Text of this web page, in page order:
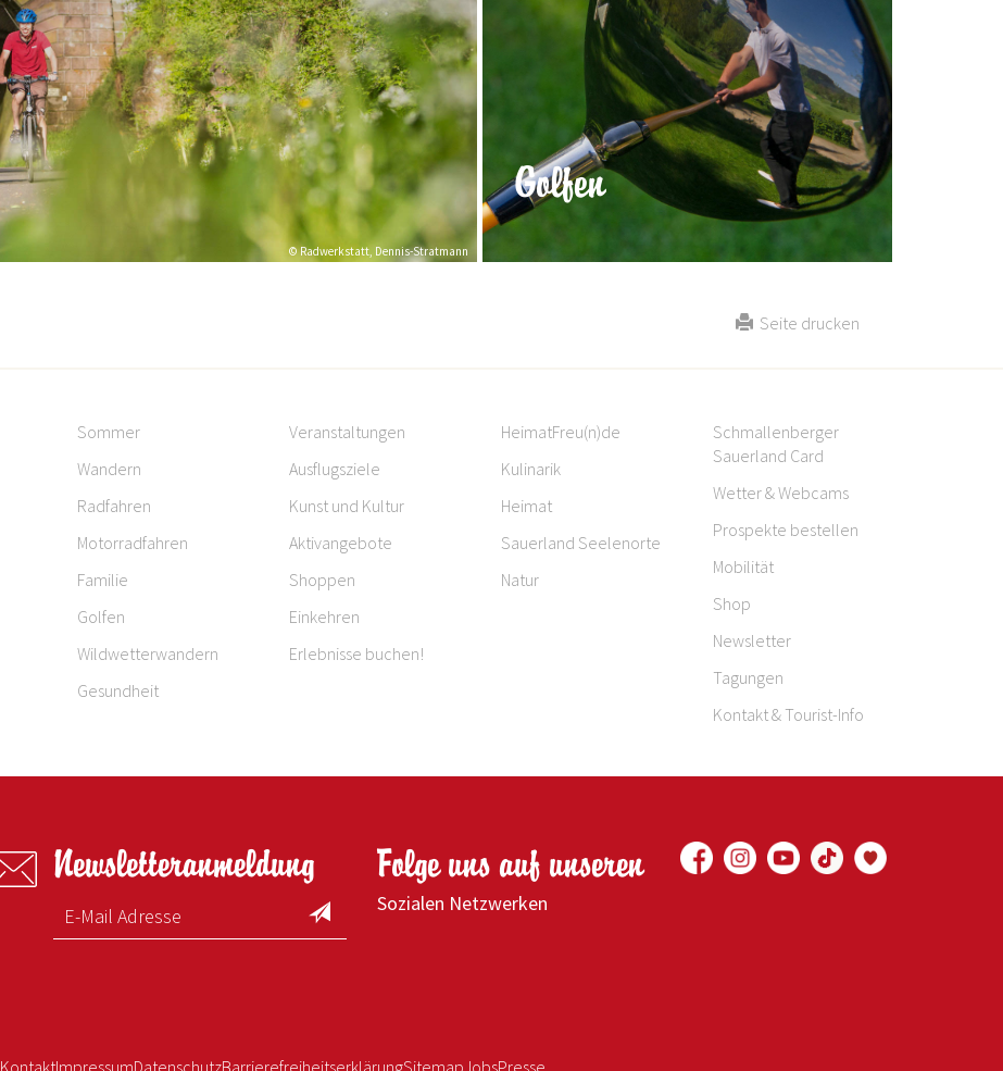
© Radwerkstatt, Dennis-Stratmann
Golfen
Seite drucken
Sommer
Wandern
Radfahren
Motorradfahren
Familie
Golfen
Wildwetterwandern
Gesundheit
Veranstaltungen
Ausflugsziele
Kunst und Kultur
Aktivangebote
Shoppen
Einkehren
Erlebnisse buchen!
HeimatFreu(n)de
Kulinarik
Heimat
Sauerland Seelenorte
Natur
Schmallenberger
Sauerland Card
Wetter & Webcams
Prospekte bestellen
Mobilität
Shop
Newsletter
Tagungen
Kontakt & Tourist-Info
Newsletteranmeldung Folge uns auf unseren
Sozialen Netzwerken
KontaktImpressumDatenschutzBarrierefreiheitserklärungSitemap JobsPresse